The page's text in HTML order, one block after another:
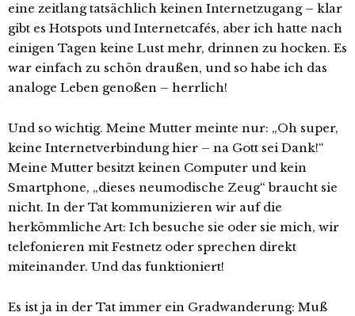
eine zeitlang tatsächlich keinen Internetzugang – klar
gibt es Hotspots und Internetcafés, aber ich hatte nach
einigen Tagen keine Lust mehr, drinnen zu hocken. Es
war einfach zu schön draußen, und so habe ich das
analoge Leben genoßen – herrlich!
Und so wichtig. Meine Mutter meinte nur: „Oh super,
keine Internetverbindung hier – na Gott sei Dank!“
Meine Mutter besitzt keinen Computer und kein
Smartphone, „dieses neumodische Zeug“ braucht sie
nicht. In der Tat kommunizieren wir auf die
herkömmliche Art: Ich besuche sie oder sie mich, wir
telefonieren mit Festnetz oder sprechen direkt
miteinander. Und das funktioniert!
Es ist ja in der Tat immer ein Gradwanderung: Muß